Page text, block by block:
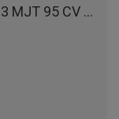
Fiat PANDA 1.3 MJT 95 CV CITY CROSS